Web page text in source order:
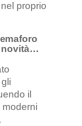
proprio
novità…
il